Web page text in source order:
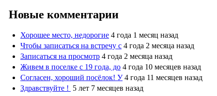
Новые комментарии
Хорошее место, недорогие 4 года 1 месяц назад
Чтобы записаться на встречу с 4 года 2 месяца назад
Записаться на просмотр 4 года 2 месяца назад
Живем в поселке с 19 года, до 4 года 10 месяцев назад
Согласен, хороший посёлок! У 4 года 11 месяцев назад
Здравствуйте ! 5 лет 7 месяцев назад